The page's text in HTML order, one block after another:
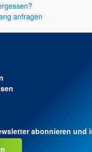
anfragen
abonnieren und